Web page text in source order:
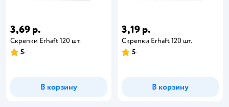
3,69 р.
Скрепки Erhaft 120 шт.
5
В корзину
3,19 р.
Скрепки Erhaft 120 шт.
5
В корзину